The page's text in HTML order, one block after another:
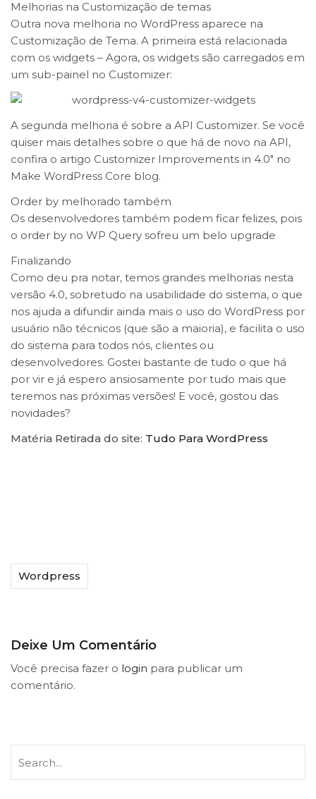
Melhorias na Customização de temas
Outra nova melhoria no WordPress aparece na
Customização de Tema. A primeira está relacionada
com os widgets – Agora, os widgets são carregados em
um sub-painel no Customizer:
A segunda melhoria é sobre a API Customizer. Se você
quiser mais detalhes sobre o que há de novo na API,
confira o artigo Customizer Improvements in 4.0″ no
Make WordPress Core blog.
Order by melhorado também
Os desenvolvedores também podem ficar felizes, pois
o order by no WP Query sofreu um belo upgrade
Finalizando
Como deu pra notar, temos grandes melhorias nesta
versão 4.0, sobretudo na usabilidade do sistema, o que
nos ajuda a difundir ainda mais o uso do WordPress por
usuário não técnicos (que são a maioria), e facilita o uso
do sistema para todos nós, clientes ou
desenvolvedores. Gostei bastante de tudo o que há
por vir e já espero ansiosamente por tudo mais que
teremos nas próximas versões! E você, gostou das
novidades?
Matéria Retirada do site: Tudo Para WordPress
Wordpress
Deixe Um Comentário
Você precisa fazer o login para publicar um
comentário.